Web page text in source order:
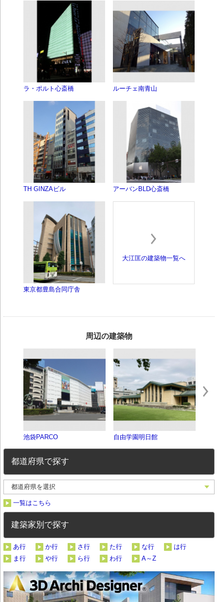
ラ・ポルト心斎橋 ルーチェ南青山
TH GINZAビル アーバンBLD心斎橋
東京都豊島合同庁舎
大江匡の建築物一覧へ
周辺の建築物
池袋PARCO 自由学園明日館
都道府県で探す
一覧はこちら
建築家別で探す
あ行 か行 さ行 た行 な行
は行
ま行
や行 ら行 わ行 A～Z